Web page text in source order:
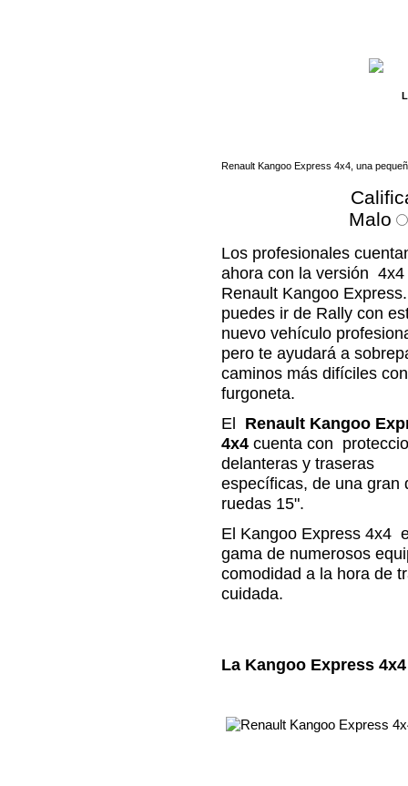
Renault Kangoo Express 4x4, una
Malo
Los profesionales
ahora con la versión 4x4
Renault Kangoo
puedes ir de Rally con
nuevo vehículo
pero te ayudará a
caminos más difíciles
furgoneta.
El Renault Kangoo
4x4 cuenta con
delanteras y traseras
específicas, de una gran
ruedas 15".
El Kangoo Express 4x4
gama de numerosos
comodidad a la hora de
cuidada.
La Kangoo Express